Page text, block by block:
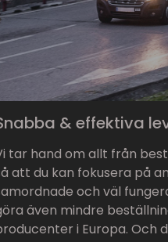
& effektiva
tar hand om allt från
att du kan fokusera på
och väl
även mindre
i Europa. Och